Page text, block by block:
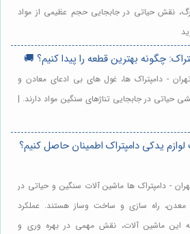
نقش حیاتی در جابجایی حجم عظیمی از مواد
چگونه بهترین قطعه را پیدا کنیم؟ 🚚
- دامپتراک ها، غول های بی ادعای معادن و
حیاتی در جابجایی تناژهای سنگین مواد دارند. |
یدکی دامپتراک اطمینان حاصل کنیم؟
- دامپتراک ها ماشین آلات سنگین و حیاتی در
معدن، راه سازی و ساخت وساز هستند. عملکرد
ماشین آلات، نقش مهمی در بهره وری و